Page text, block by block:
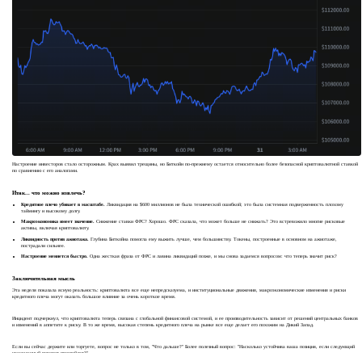
Настроение инвесторов стало осторожным. Крах выявил трещины, но Биткойн по-прежнему остается относительно более безопасной криптовалютной ставкой
по сравнению с его аналогами.
Итак... что можно извлечь?
Кредитное плечо убивает в масштабе.
Ликвидация на $600 миллионов не была технической ошибкой; это была системная подверженность плохому
таймингу и высокому долгу.
Макроэкономика имеет значение.
Снижение ставки ФРС? Хорошо. ФРС сказала, что может больше не снижать? Это встревожило многие рисковые
активы, включая криптовалюту.
Ликвидность против ажиотажа.
Глубина Биткойна помогла ему выжить лучше, чем большинству. Токены, построенные в основном на ажиотаже,
пострадали сильнее.
Настроение меняется быстро. Одна жесткая фраза от ФРС и лавина ликвидаций позже, и мы снова задаемся вопросом: что теперь значит риск?
Заключительная мысль
Эта неделя показала ясную реальность: криптовалюта все еще непредсказуема, и институциональные движения, макроэкономические изменения и риски
кредитного плеча могут оказать большое влияние за очень короткое время.
Инцидент подчеркнул, что криптовалюта теперь связана с глобальной финансовой системой, и ее производительность зависит от решений центральных банков
и изменений в аппетите к риску. В то же время, высокая степень кредитного плеча на рынке все еще делает его похожим на Дикий Запад.
Если вы сейчас держите или торгуете, вопрос не только в том, "Что дальше?" Более полезный вопрос: "Насколько устойчива ваша позиция, если следующий